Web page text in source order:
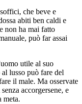
che beve e
abiti ben caldi e
non ha mai fatto
può far assai
utile al suo
lusso può fare del
il male. Ma osservate
accorgersene, e
meta.